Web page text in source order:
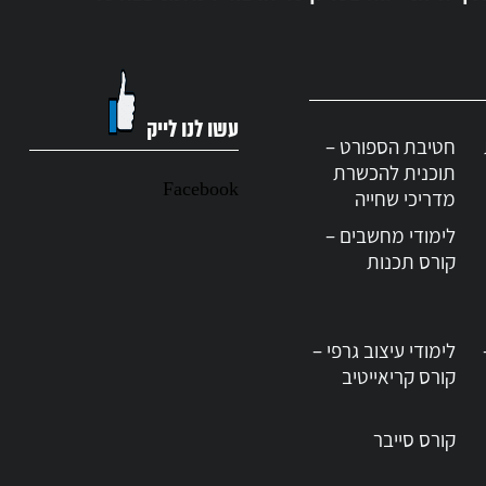
אמיתי כבר במהלך הקורס.
צילום ואופטיקה.
ובסטנדרטים של שוק העבודה.
ועוד.
כצלם מקצועי.
חטיבת הספורט –
תוכנית להכשרת
מדריכי שחייה
לימודי מחשבים –
קורס תכנות
לימודי עיצוב גרפי –
קורס קריאייטיב
קורס סייבר
עשו לנו לייק
Facebook